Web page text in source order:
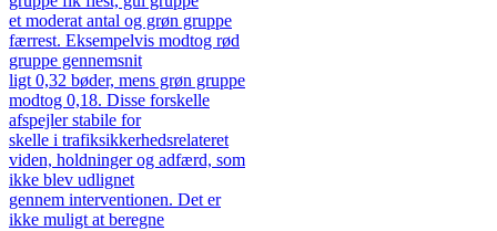
et moderat antal og grøn gruppe
færrest. Eksempelvis modtog rød
gruppe gennemsnit
ligt 0,32 bøder, mens grøn gruppe
modtog 0,18. Disse forskelle
afspejler stabile for
skelle i trafiksikkerhedsrelateret
viden, holdninger og adfærd, som
ikke blev udlignet
gennem interventionen. Det er
ikke muligt at beregne